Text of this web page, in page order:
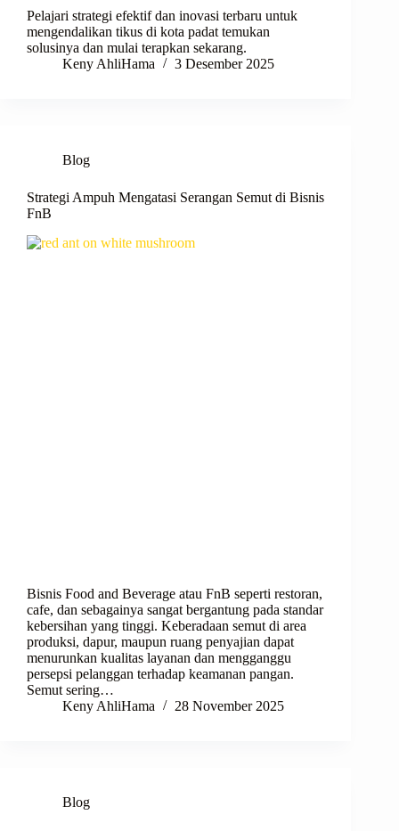
Pelajari strategi efektif dan inovasi terbaru untuk
mengendalikan tikus di kota padat temukan
solusinya dan mulai terapkan sekarang.
Keny AhliHama
3 Desember 2025
Blog
Strategi Ampuh Mengatasi Serangan Semut di Bisnis
FnB
Bisnis Food and Beverage atau FnB seperti restoran,
cafe, dan sebagainya sangat bergantung pada standar
kebersihan yang tinggi. Keberadaan semut di area
produksi, dapur, maupun ruang penyajian dapat
menurunkan kualitas layanan dan mengganggu
persepsi pelanggan terhadap keamanan pangan.
Semut sering…
Keny AhliHama
28 November 2025
Blog